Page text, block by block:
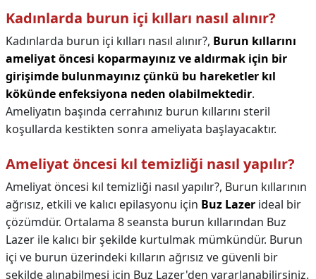
Kadınlarda burun içi kılları nasıl alınır?
Kadınlarda burun içi kılları nasıl alınır?, Burun kıllarını
ameliyat öncesi koparmayınız ve aldırmak için bir
girişimde bulunmayınız çünkü bu hareketler kıl
kökünde enfeksiyona neden olabilmektedir.
Ameliyatın başında cerrahınız burun kıllarını steril
koşullarda kestikten sonra ameliyata başlayacaktır.
Ameliyat öncesi kıl temizliği nasıl yapılır?
Ameliyat öncesi kıl temizliği nasıl yapılır?, Burun kıllarının
ağrısız, etkili ve kalıcı epilasyonu için Buz Lazer ideal bir
çözümdür. Ortalama 8 seansta burun kıllarından Buz
Lazer ile kalıcı bir şekilde kurtulmak mümkündür. Burun
içi ve burun üzerindeki kılların ağrısız ve güvenli bir
şekilde alınabilmesi için Buz Lazer'den yararlanabilirsiniz.